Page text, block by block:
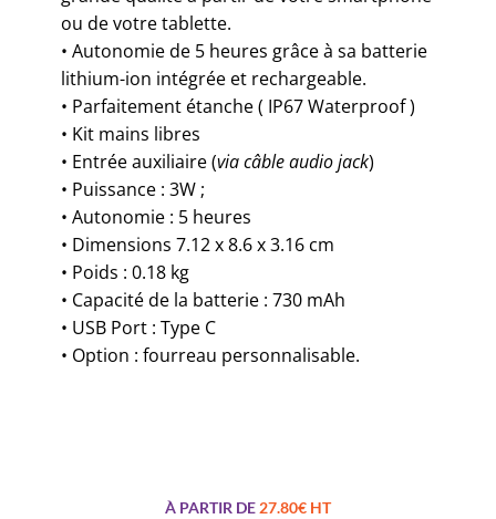
ou de votre tablette.
• Autonomie de 5 heures grâce à sa batterie
lithium-ion intégrée et rechargeable.
• Parfaitement étanche ( IP67 Waterproof)
• Kit mains libres
• Entrée auxiliaire (via câble audio jack)
• Puissance : 3W ;
• Autonomie : 5 heures
• Dimensions 7.12 x 8.6 x 3.16 cm
• Poids : 0.18 kg
• Capacité de la batterie : 730 mAh
• USB Port : Type C
• Option : fourreau personnalisable.
À PARTIR DE 27.80€ HT